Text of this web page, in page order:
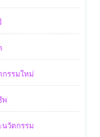
รรมใหม่
พ
วัตกรรม